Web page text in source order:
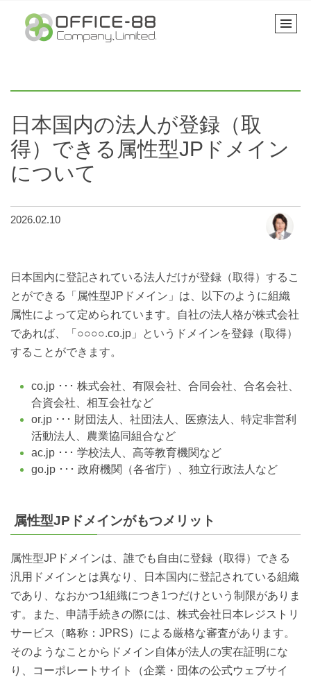
日本国内の法人が登録（取
得）できる属性型JPドメイン
について
2026.02.10
日本国内に登記されている法人だけが登録（取得）するこ
とができる「属性型JPドメイン」は、以下のように組織
属性によって定められています。自社の法人格が株式会社
であれば、「○○○○.co.jp」というドメインを登録（取得）
することができます。
co.jp ･･･ 株式会社、有限会社、合同会社、合名会社、
合資会社、相互会社など
or.jp ･･･ 財団法人、社団法人、医療法人、特定非営利
活動法人、農業協同組合など
ac.jp ･･･ 学校法人、高等教育機関など
go.jp ･･･ 政府機関（各省庁）、独立行政法人など
属性型JPドメインがもつメリット
属性型JPドメインは、誰でも自由に登録（取得）できる
汎用ドメインとは異なり、日本国内に登記されている組織
であり、なおかつ1組織につき1つだけという制限がありま
す。また、申請手続きの際には、株式会社日本レジストリ
サービス（略称：JPRS）による厳格な審査があります。
そのようなことからドメイン自体が法人の実在証明にな
り、コーポレートサイト（企業・団体の公式ウェブサイ